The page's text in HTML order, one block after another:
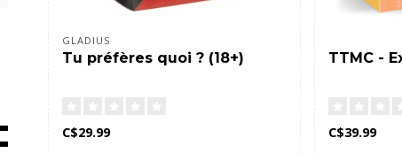
GLADIUS
Tu préfères quoi ? (18+)
C$29.99
TTMC -
C$39.99